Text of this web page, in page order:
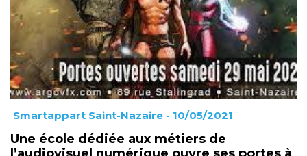
Smartappart Saint-Nazaire - 10/05/2021
Une école dédiée aux métiers de